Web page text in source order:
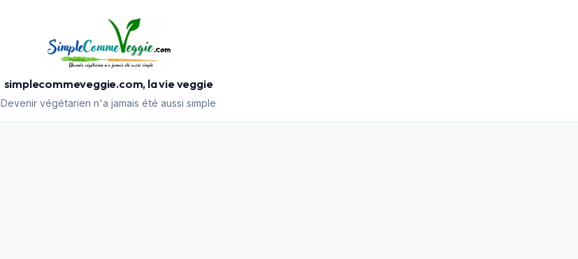
simplecommeveggie.com, la vie veggie
Devenir végétarien n'a jamais été aussi simple